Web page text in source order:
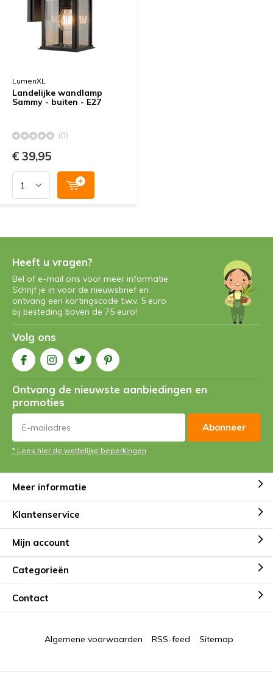
LumenXL
Landelijke wandlamp
Sammy - buiten - E27
(0)
€ 39,95
Heeft u vragen?
Bel of e-mail ons voor meer informatie.
Schrijf je in voor de nieuwsbrief en
ontvang een kortingscode t.w.v. 5 euro
bij besteding boven de 75 euro!
Volg ons
Ontvang de nieuwste aanbiedingen en
promoties
Abonneer
* Lees hier de wettelijke beperkingen
Meer informatie
Klantenservice
Mijn account
Categorieën
Contact
Algemene voorwaarden RSS-feed Sitemap